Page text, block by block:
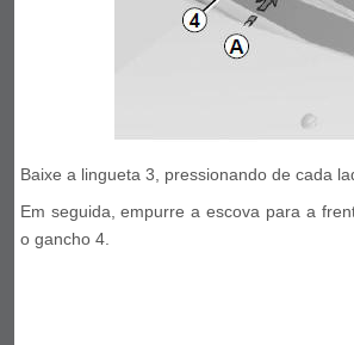
Baixe a lingueta 3, pressionando de cada
Em seguida, empurre a escova para a
o gancho 4.